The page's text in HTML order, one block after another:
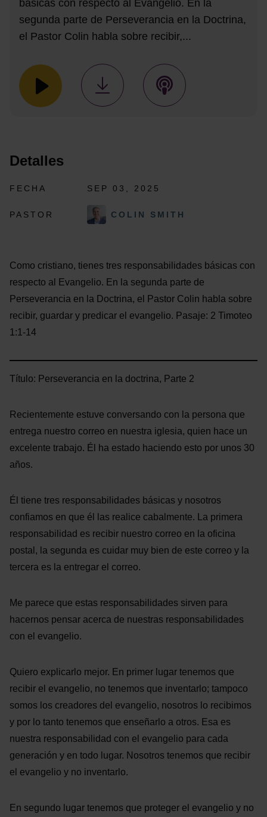
básicas con respecto al Evangelio. En la
segunda parte de Perseverancia en la Doctrina,
el Pastor Colin habla sobre recibir,...
Detalles
FECHA SEP 03, 2025
PASTOR COLIN SMITH
Como cristiano, tienes tres responsabilidades básicas con
respecto al Evangelio. En la segunda parte de
Perseverancia en la Doctrina, el Pastor Colin habla sobre
recibir, guardar y predicar el evangelio. Pasaje: 2 Timoteo
1:1-14
Título: Perseverancia en la doctrina, Parte 2
Recientemente estuve conversando con la persona que
entrega nuestro correo en nuestra iglesia, quien hace un
excelente trabajo. Él ha estado haciendo esto por unos 30
años.
Él tiene tres responsabilidades básicas y nosotros
confiamos en que él las realice cabalmente. La primera
responsabilidad es recibir nuestro correo en la oficina
postal, la segunda es cuidar muy bien de este correo y la
tercera es la entregar el correo.
Me parece que estas responsabilidades sirven para
hacernos pensar acerca de nuestras responsabilidades
con el evangelio.
Quiero explicarlo mejor. En primer lugar tenemos que
recibir el evangelio, no tenemos que inventarlo; tampoco
somos los creadores del evangelio, nosotros lo recibimos
y por lo tanto tenemos que enseñarlo a otros. Esa es
nuestra responsabilidad con el evangelio para cada
generación y en todo lugar. Nosotros tenemos que recibir
el evangelio y no inventarlo.
En segundo lugar tenemos que proteger el evangelio y no